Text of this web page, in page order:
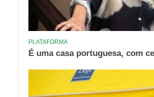
PLATAFORMA
É uma casa portuguesa, com